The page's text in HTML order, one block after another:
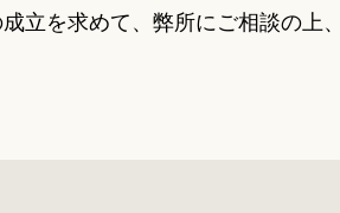
立を求めて、弊所にご相談の上